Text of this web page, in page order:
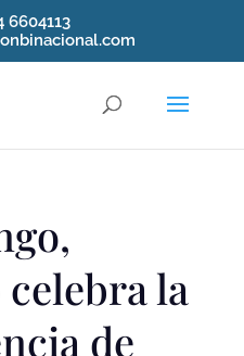
6604113
la
de